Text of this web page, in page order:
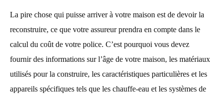
La pire chose qui puisse arriver à votre maison est de devoir la
reconstruire, ce que votre assureur prendra en compte dans le
calcul du coût de votre police. C’est pourquoi vous devez
fournir des informations sur l’âge de votre maison, les matériaux
utilisés pour la construire, les caractéristiques particulières et les
appareils spécifiques tels que les chauffe-eau et les systèmes de